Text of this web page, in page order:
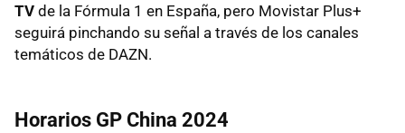
TV de la Fórmula 1 en España, pero Movistar Plus+
seguirá pinchando su señal a través de los canales
temáticos de DAZN.
Horarios GP China 2024